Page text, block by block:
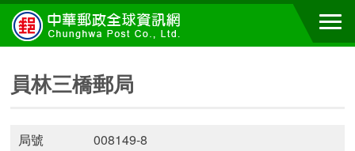
員林三橋郵局
局號
008149-8